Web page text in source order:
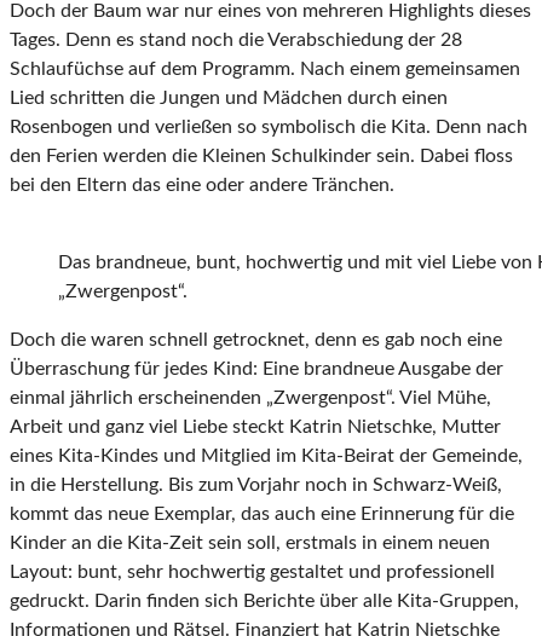
Doch der Baum war nur eines von mehreren Highlights dieses
Tages. Denn es stand noch die Verabschiedung der 28
Schlaufüchse auf dem Programm. Nach einem gemeinsamen
Lied schritten die Jungen und Mädchen durch einen
Rosenbogen und verließen so symbolisch die Kita. Denn nach
den Ferien werden die Kleinen Schulkinder sein. Dabei floss
bei den Eltern das eine oder andere Tränchen.
Das brandneue, bunt, hochwertig und mit viel Liebe
„Zwergenpost“.
Doch die waren schnell getrocknet, denn es gab noch eine
Überraschung für jedes Kind: Eine brandneue Ausgabe der
einmal jährlich erscheinenden „Zwergenpost“. Viel Mühe,
Arbeit und ganz viel Liebe steckt Katrin Nietschke, Mutter
eines Kita-Kindes und Mitglied im Kita-Beirat der Gemeinde,
in die Herstellung. Bis zum Vorjahr noch in Schwarz-Weiß,
kommt das neue Exemplar, das auch eine Erinnerung für die
Kinder an die Kita-Zeit sein soll, erstmals in einem neuen
Layout: bunt, sehr hochwertig gestaltet und professionell
gedruckt. Darin finden sich Berichte über alle Kita-Gruppen,
Informationen und Rätsel. Finanziert hat Katrin Nietschke